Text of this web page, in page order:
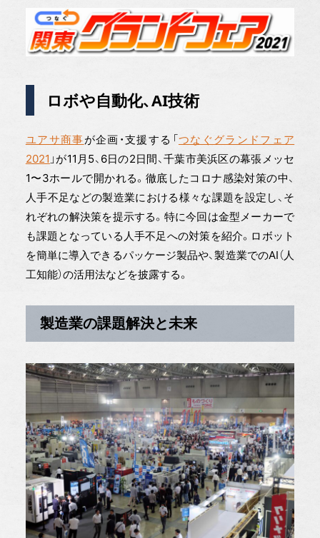
ロボや自動化、AI技術
ユアサ商事が企画・支援する「 つなぐグランドフェア
2021 」が11月5、6日の2日間、千葉市美浜区の幕張メッセ
1〜3ホールで開かれる。徹底したコロナ感染対策の中、
人手不足などの製造業における様々な課題を設定し、そ
れぞれの解決策を提示する。特に今回は金型メーカーで
も課題となっている人手不足への対策を紹介。ロボット
を簡単に導入できるパッケージ製品や、製造業でのAI（人
工知能）の活用法などを披露する。
製造業の課題解決と未来